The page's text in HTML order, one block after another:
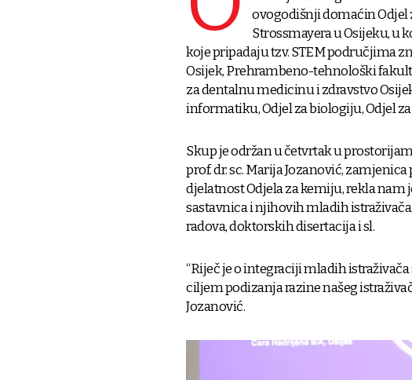
ovogodišnji domaćin Odjel
Strossmayera u Osijeku, u
koje pripadaju tzv. STEM područjima
Osijek, Prehrambeno-tehnološki
za dentalnu medicinu i zdravstvo
informatiku, Odjel za biologiju, Odjel
Skup je održan u četvrtak u
prof. dr. sc. Marija Jozanović,
djelatnost Odjela za kemiju, rekla
sastavnica i njihovih mladih
radova, doktorskih disertacija i sl.
“Riječ je o integraciji mladih
ciljem podizanja razine našeg
Jozanović.